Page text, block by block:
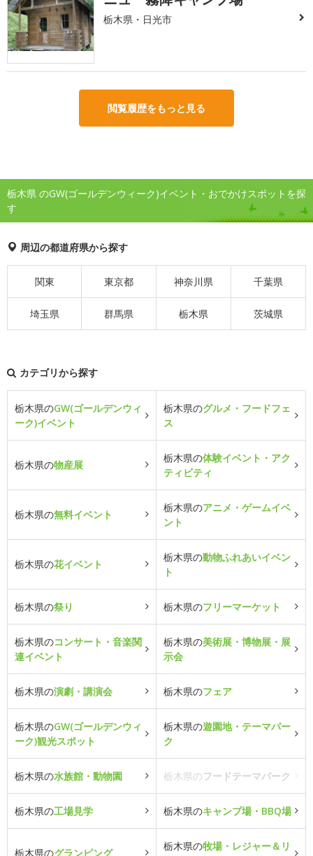
栃木県・日光市
閲覧履歴をもっと見る
栃木県 のGW(ゴールデンウィーク)イベント・おでかけスポットを探
す
周辺の都道府県から探す
関東 東京都 神奈川県 千葉県
埼玉県 群馬県 栃木県 茨城県
カテゴリから探す
栃木県のGW(ゴールデンウィ
ーク)イベント
栃木県のグルメ・フードフェ
ス
栃木県の物産展
栃木県の体験イベント・アク
ティビティ
栃木県の無料イベント
栃木県のアニメ・ゲームイベ
ント
栃木県の花イベント
栃木県の動物ふれあいイベン
ト
栃木県の祭り 栃木県のフリーマーケット
栃木県のコンサート・音楽関
連イベント
栃木県の美術展・博物展・展
示会
栃木県の演劇・講演会 栃木県のフェア
栃木県のGW(ゴールデンウィ
ーク)観光スポット
栃木県の遊園地・テーマパー
ク
栃木県の水族館・動物園 栃木県のフードテーマパーク
栃木県の工場見学 栃木県のキャンプ場・BBQ場
栃木県のグランピング
栃木県の牧場・レジャー＆リ